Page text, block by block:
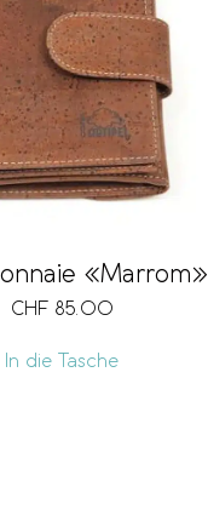
«Marrom»
CHF 85.00
In die Tasche